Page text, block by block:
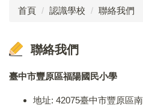
福陽YouTube
學校行事曆
家長會
總務處
輔導室
幼兒園
首頁 認識學校 聯絡我們
聯絡我們
臺中市豐原區福陽國民小學
地址: 42075臺中市豐原